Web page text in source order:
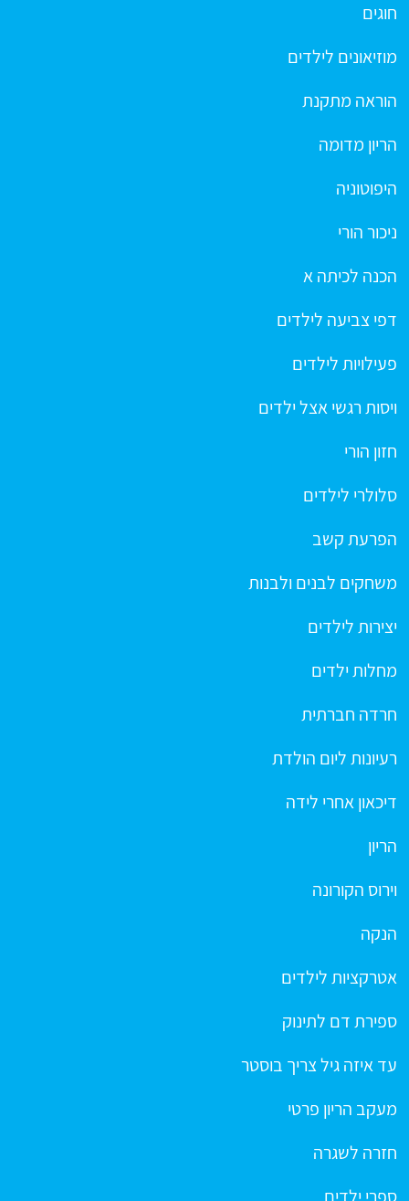
חוגים
מוזיאונים לילדים
הוראה מתקנת
הריון מדומה
היפוטוניה
ניכור הורי
הכנה לכיתה א
דפי צביעה לילדים
פעילויות לילדים
ויסות רגשי אצל ילדים
חזון הורי
סלולרי לילדים
הפרעת קשב
משחקים לבנים ולבנות
יצירות לילדים
מחלות ילדים
חרדה חברתית
רעיונות ליום הולדת
דיכאון אחרי לידה
הריון
וירוס הקורונה
הנקה
אטרקציות לילדים
ספירת דם לתינוק
עד איזה גיל צריך בוסטר
מעקב הריון פרטי
חזרה לשגרה